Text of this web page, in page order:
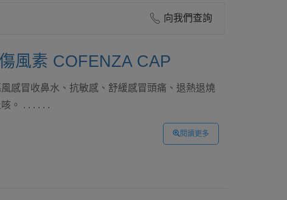
向我們查詢
風素 COFENZA CAP
感冒收鼻水、抗敏感、舒緩感冒頭痛、退熱退燒
。 . . . . . .
閱讀更多